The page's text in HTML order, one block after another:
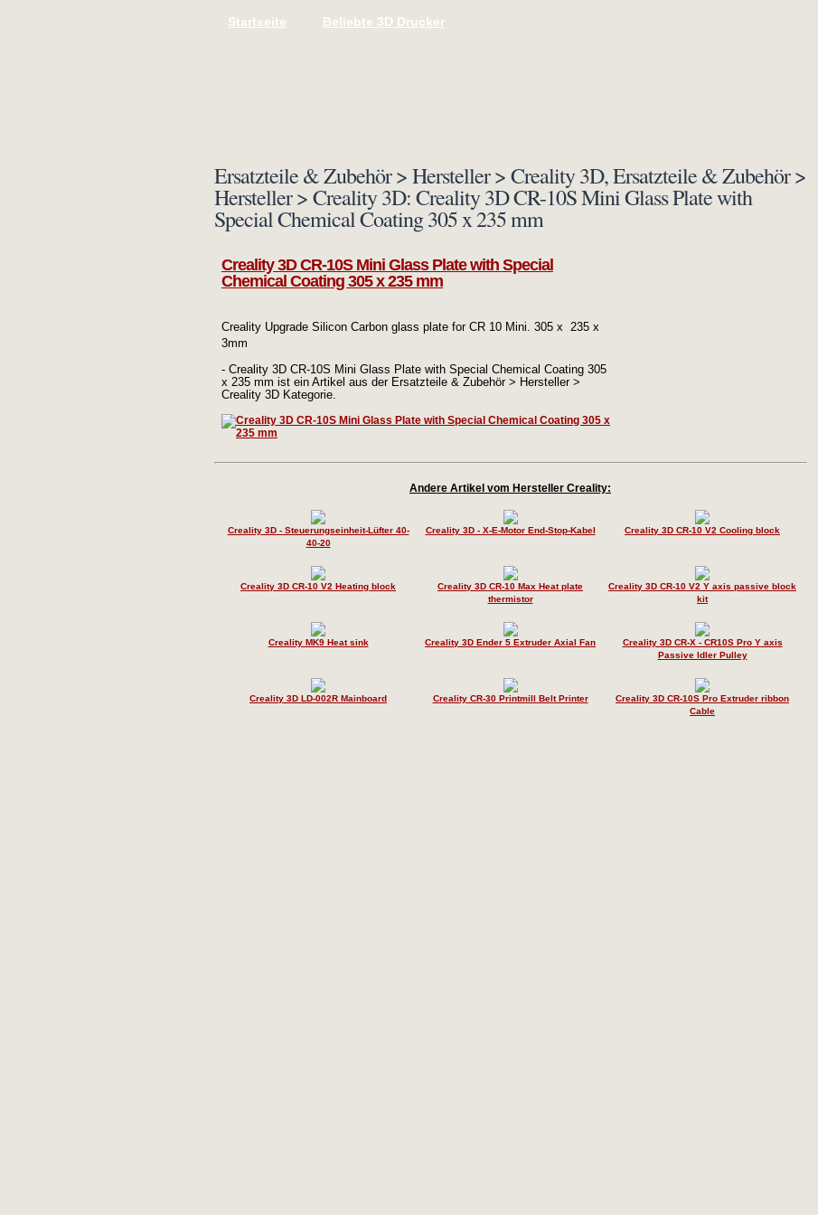
Startseite Beliebte 3D Drucker
Ersatzteile & Zubehör > Hersteller > Creality 3D, Ersatzteile & Zubehör >
Hersteller > Creality 3D: Creality 3D CR-10S Mini Glass Plate with
Special Chemical Coating 305 x 235 mm
Creality 3D CR-10S Mini Glass Plate with Special
Chemical Coating 305 x 235 mm
Creality Upgrade Silicon Carbon glass plate for CR 10 Mini. 305 x 235 x
3mm
- Creality 3D CR-10S Mini Glass Plate with Special Chemical Coating 305
x 235 mm ist ein Artikel aus der Ersatzteile & Zubehör > Hersteller >
Creality 3D Kategorie.
Andere Artikel vom Hersteller Creality:
Creality 3D - Steuerungseinheit-Lüfter 40-
40-20
Creality 3D - X-E-Motor End-Stop-Kabel Creality 3D CR-10 V2 Cooling block
Creality 3D CR-10 V2 Heating block
Creality 3D CR-10 Max Heat plate
thermistor
Creality 3D CR-10 V2 Y axis passive block
kit
Creality MK9 Heat sink Creality 3D Ender 5 Extruder Axial Fan
Creality 3D CR-X - CR10S Pro Y axis
Passive Idler Pulley
Creality 3D LD-002R Mainboard Creality CR-30 Printmill Belt Printer
Creality 3D CR-10S Pro Extruder ribbon
Cable